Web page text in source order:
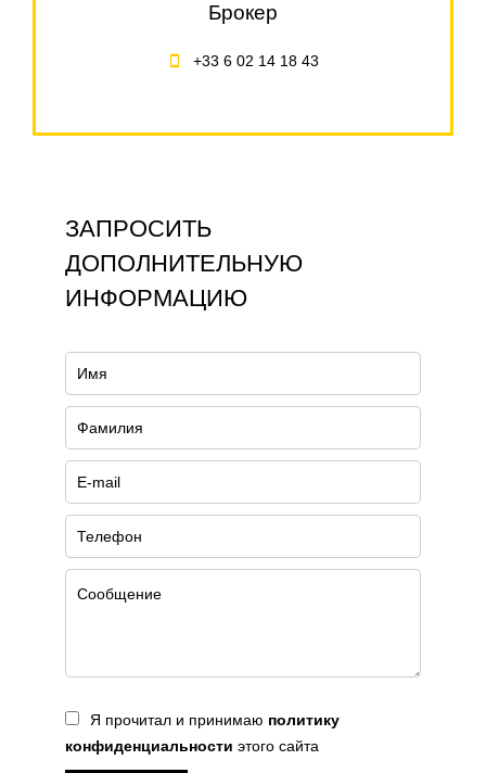
Брокер
+33 6 02 14 18 43
ЗАПРОСИТЬ
ДОПОЛНИТЕЛЬНУЮ
ИНФОРМАЦИЮ
Я прочитал и принимаю политику
конфиденциальности этого сайта